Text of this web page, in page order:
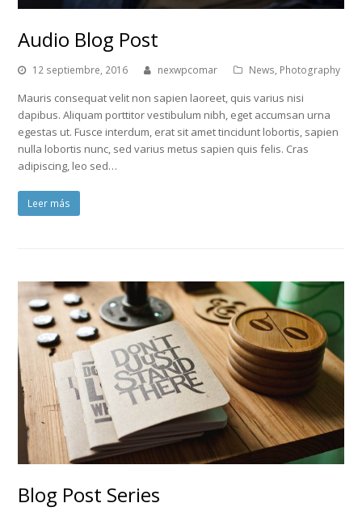
Audio Blog Post
12 septiembre, 2016 nexwpcomar News, Photography
Mauris consequat velit non sapien laoreet, quis varius nisi
dapibus. Aliquam porttitor vestibulum nibh, eget accumsan urna
egestas ut. Fusce interdum, erat sit amet tincidunt lobortis, sapien
nulla lobortis nunc, sed varius metus sapien quis felis. Cras
adipiscing, leo sed…
Leer más
Blog Post Series